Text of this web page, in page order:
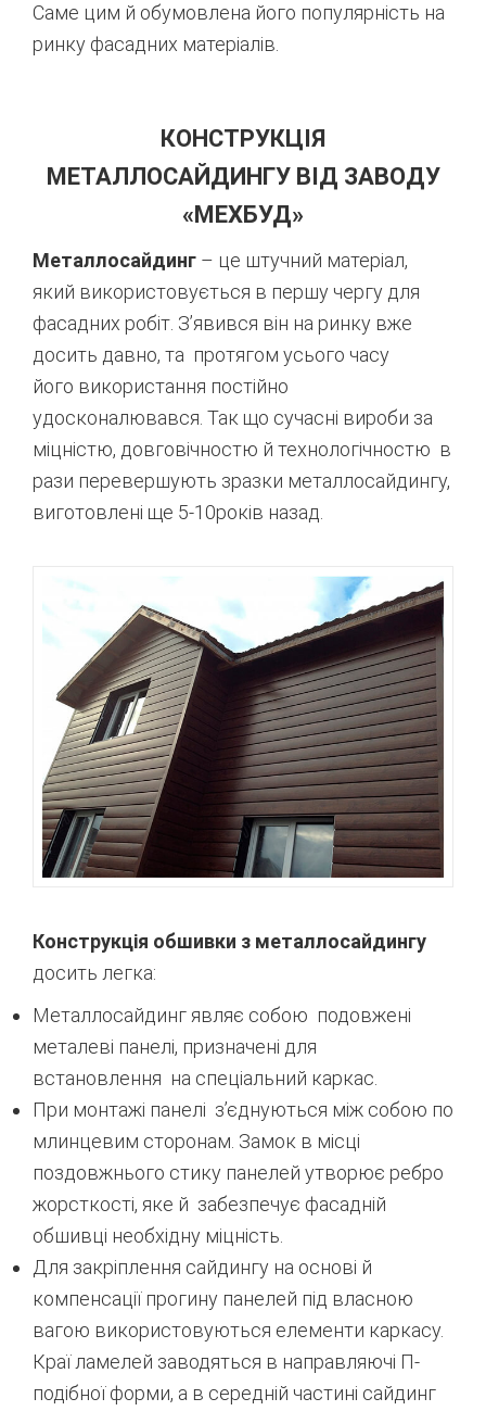
Саме цим й обумовлена його популярність на
ринку фасадних матеріалів
КОНСТРУКЦІЯ
МЕТАЛЛОСАЙДИНГУ ВІД ЗАВОДУ
«МЕХБУД»
Металлосайдинг – це штучний матеріал,
який використовується в першу чергу для
фасадних робіт З’явився він на ринку вже
досить давно, та протягом усього часу
його використання постійно
удосконалювався Так що сучасні вироби за
міцністю, довговічностю й технологічностю в
рази перевершують зразки металлосайдингу,
виготовлені ще 5-10років назад
Конструкція обшивки з металлосайдингу
досить легка:
Металлосайдинг являє собою подовжені
металеві панелі, призначені для
встановлення на спеціальний каркас.
При монтажі панелі з’єднуються між собою по
млинцевим сторонам. Замок в місці
поздовжнього стику панелей утворює ребро
жорсткості, яке й забезпечує фасадній
обшивці необхідну міцність.
Для закріплення сайдингу на основі й
компенсації прогину панелей під власною
вагою використовуються елементи каркасу.
Краї ламелей заводяться в направляючі П-
подібної форми, а в середній частині сайдинг